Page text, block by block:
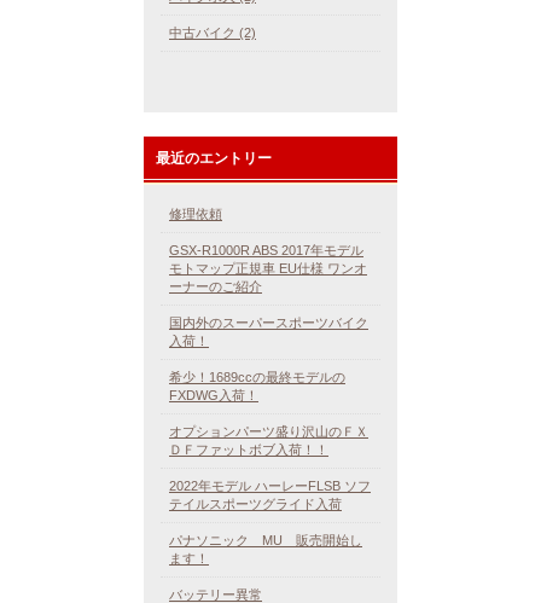
中古バイク (2)
最近のエントリー
修理依頼
GSX-R1000R ABS 2017年モデル
モトマップ正規車 EU仕様 ワンオ
ーナーのご紹介
国内外のスーパースポーツバイク
入荷！
希少！1689ccの最終モデルの
FXDWG入荷！
オプションパーツ盛り沢山のＦＸ
ＤＦファットボブ入荷！！
2022年モデル ハーレーFLSB ソフ
テイルスポーツグライド入荷
パナソニック MU 販売開始し
ます！
バッテリー異常